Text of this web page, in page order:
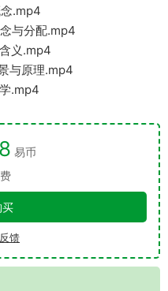
.mp4
与分配.mp4
义.mp4
与原理.mp4
.mp4
8 易币
买
馈